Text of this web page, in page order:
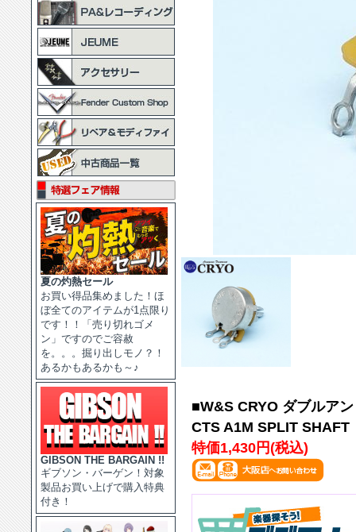
夏の灼熱セール
お買い得品集めました！ほ
ぼ全てのアイテムが1点限り
です！！「売り切れゴメ
ン」ですのでご容赦
を。。。掘り出しモノ？！
あるかもあるかも～♪
GIBSON THE BARGAIN !!
ギブソン・バーゲン！対象
製品お買い上げで購入特典
付き！
■W&S CRYO ダブルア
CTS A1M SPLIT SHAFT
特価1,430円(税込)